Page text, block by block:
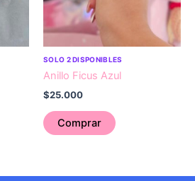
SOLO 2 DISPONIBLES
Anillo Ficus Azul
$25.000
Comprar